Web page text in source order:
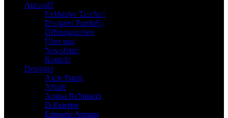
Auswahl
Exklusive Taschen
Designer Portfolio
Öffnungszeiten
Über uns
Newsletter
Kontakt
Designer
Akris Punto
Allude
Amina Rubinacci
D.Exterior
Emporio Armani
keinem Fall werden Ihnen wegen dieser Rückzahlung Entgelte
berechnet. Sie haben die Waren unverzüglich und in jedem Fall
spätestens binnen vierzehn Tagen ab dem Tag, an dem Sie uns über
den Widerruf dieses Vertrags unterrichten, an uns zurückzusenden
oder zu übergeben. Die Frist ist gewahrt, wenn Sie die Waren vor
Ablauf der Frist von vierzehn Tagen absenden. Sie tragen die
unmittelbaren Kosten der Rücksendung der Waren. Sie müssen für
einen etwaigen Wertverlust der Waren nur aufkommen, wenn dieser
Wertverlust auf einen zur Prüfung der Beschaffenheit, Eigenschaften
und Funktionsweise der Waren nicht notwendigen Umgang mit
ihnen zurückzuführen ist.